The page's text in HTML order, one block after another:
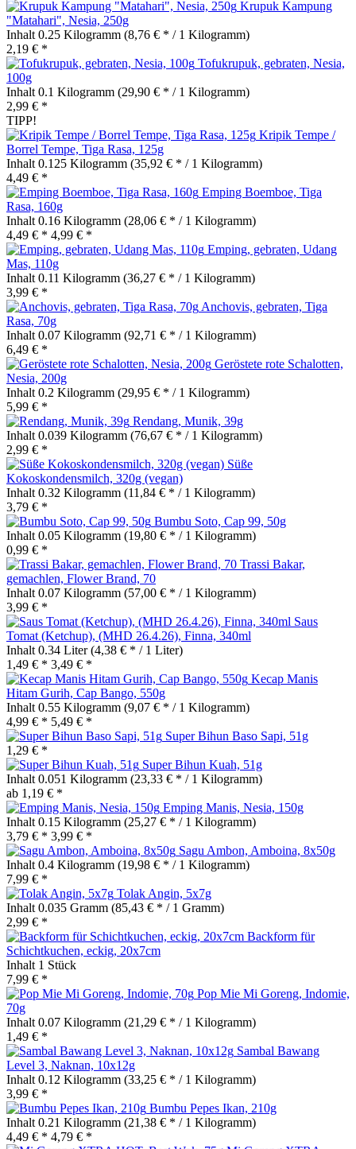
Krupuk Kampung
"Matahari", Nesia, 250g
Inhalt 0.25 Kilogramm (8,76 € * / 1 Kilogramm)
2,19 € *
Tofukrupuk, gebraten, Nesia,
100g
Inhalt 0.1 Kilogramm (29,90 € * / 1 Kilogramm)
2,99 € *
TIPP!
Kripik Tempe /
Borrel Tempe, Tiga Rasa, 125g
Inhalt 0.125 Kilogramm (35,92 € * / 1 Kilogramm)
4,49 € *
Emping Boemboe, Tiga
Rasa, 160g
Inhalt 0.16 Kilogramm (28,06 € * / 1 Kilogramm)
4,49 € * 4,99 € *
Emping, gebraten, Udang
Mas, 110g
Inhalt 0.11 Kilogramm (36,27 € * / 1 Kilogramm)
3,99 € *
Anchovis, gebraten, Tiga
Rasa, 70g
Inhalt 0.07 Kilogramm (92,71 € * / 1 Kilogramm)
6,49 € *
Geröstete rote Schalotten,
Nesia, 200g
Inhalt 0.2 Kilogramm (29,95 € * / 1 Kilogramm)
5,99 € *
Rendang, Munik, 39g
Inhalt 0.039 Kilogramm (76,67 € * / 1 Kilogramm)
2,99 € *
Süße
Kokoskondensmilch, 320g (vegan)
Inhalt 0.32 Kilogramm (11,84 € * / 1 Kilogramm)
3,79 € *
Bumbu Soto, Cap 99, 50g
Inhalt 0.05 Kilogramm (19,80 € * / 1 Kilogramm)
0,99 € *
Trassi Bakar,
gemachlen, Flower Brand, 70
Inhalt 0.07 Kilogramm (57,00 € * / 1 Kilogramm)
3,99 € *
Saus
Tomat (Ketchup), (MHD 26.4.26), Finna, 340ml
Inhalt 0.34 Liter(4,38 € * / 1 Liter)
1,49 € * 3,49 € *
Kecap Manis
Hitam Gurih, Cap Bango, 550g
Inhalt 0.55 Kilogramm (9,07 € * / 1 Kilogramm)
4,99 € * 5,49 € *
Super Bihun Baso Sapi, 51g
1,29 € *
Super Bihun Kuah, 51g
Inhalt 0.051 Kilogramm (23,33 € * / 1 Kilogramm)
ab 1,19 € *
Emping Manis, Nesia, 150g
Inhalt 0.15 Kilogramm (25,27 € * / 1 Kilogramm)
3,79 € * 3,99 € *
Sagu Ambon, Amboina, 8x50g
Inhalt 0.4 Kilogramm (19,98 € * / 1 Kilogramm)
7,99 € *
Tolak Angin, 5x7g
Inhalt 0.035 Gramm (85,43 € * / 1 Gramm)
2,99 € *
Backform für
Schichtkuchen, eckig, 20x7cm
Inhalt 1 Stück
7,99 € *
Pop Mie Mi Goreng, Indomie,
70g
Inhalt 0.07 Kilogramm (21,29 € * / 1 Kilogramm)
1,49 € *
Sambal Bawang
Level 3, Naknan, 10x12g
Inhalt 0.12 Kilogramm (33,25 € * / 1 Kilogramm)
3,99 € *
Bumbu Pepes Ikan, 210g
Inhalt 0.21 Kilogramm (21,38 € * / 1 Kilogramm)
4,49 € * 4,79 € *